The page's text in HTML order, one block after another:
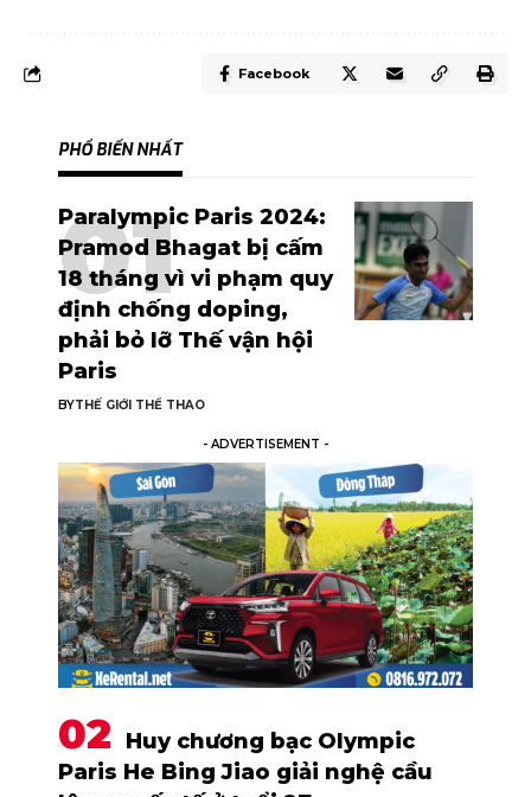
Facebook
PHỔ BIẾN NHẤT
Paralympic Paris 2024:
Pramod Bhagat bị cấm
18 tháng vì vi phạm quy
định chống doping,
phải bỏ lỡ Thế vận hội
Paris
BYTHẾ GIỚI THỂ THAO
- ADVERTISEMENT -
Huy chương bạc Olympic
Paris He Bing Jiao giải nghệ cầu